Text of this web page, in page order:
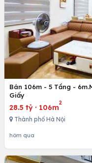
Bán 106m - 5 Tầng -
Giấy
28.5 tỷ · 106m
2
Thành phố Hà Nội
hôm qua